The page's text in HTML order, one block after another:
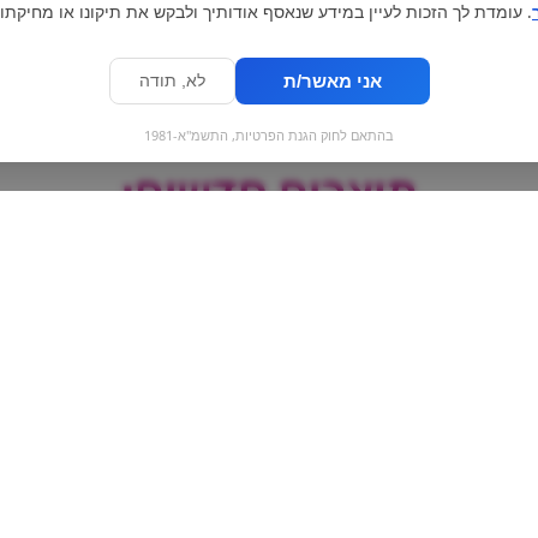
מוצרים חדשים:
. עומדת לך הזכות לעיין במידע שנאסף אודותיך ולבקש את תיקונו או
אני מאשר/ת לא, תודה
בהתאם לחוק הגנת הפרטיות, התשמ"א-1981